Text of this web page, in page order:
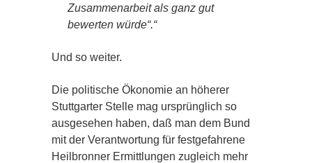
Zusammenarbeit als ganz gut
bewerten würde“.“
Und so weiter.
Die politische Ökonomie an höherer
Stuttgarter Stelle mag ursprünglich so
ausgesehen haben, daß man dem Bund
mit der Verantwortung für festgefahrene
Heilbronner Ermittlungen zugleich mehr